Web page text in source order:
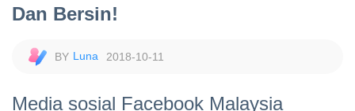
Dan Bersin!
Luna 2018-10-11
Media sosial Facebook Malaysia